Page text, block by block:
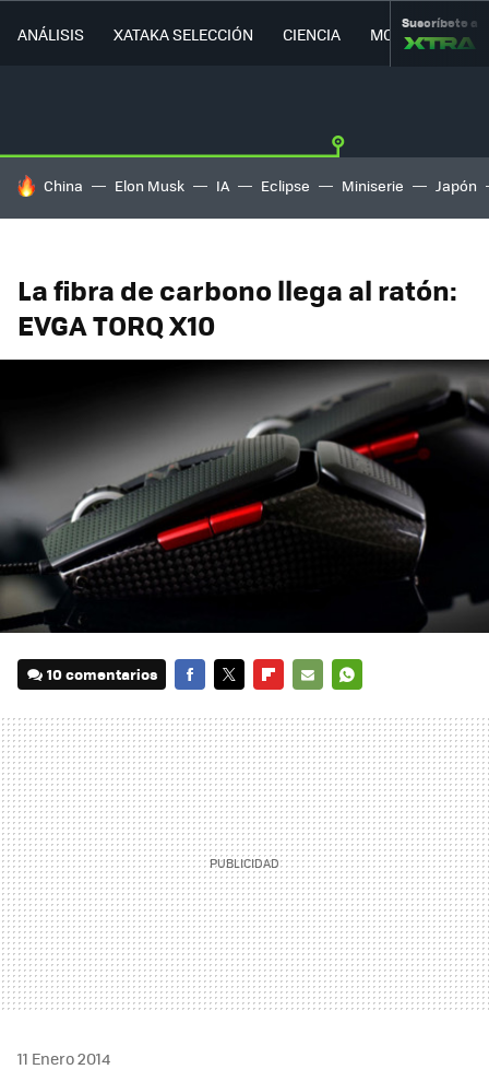
ANÁLISIS XATAKA SELECCIÓN CIENCIA MOVILIDAD
Suscríbete a
HOY SE HABLA DE
China Elon Musk IA Eclipse Miniserie Japón
La fibra de carbono llega al ratón:
EVGA TORQ X10
10 comentarios
MAIL
11 Enero 2014